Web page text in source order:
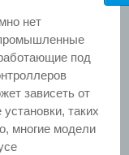
нет
под
зависеть от
таких
многие модели